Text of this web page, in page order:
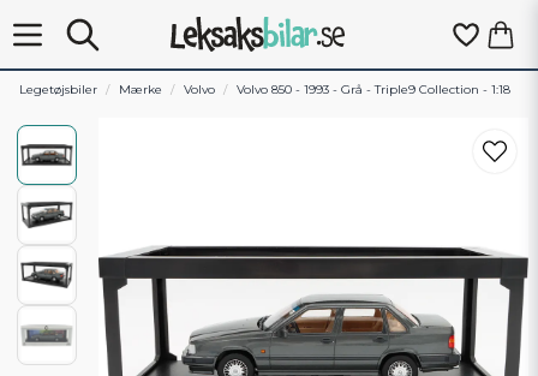
Legetøjsbiler Mærke Volvo Volvo 850 - 1993 - Grå - Triple9 Collection - 1:18